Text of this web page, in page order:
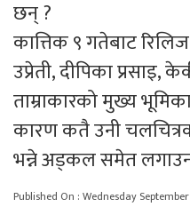
छन् ?
कात्तिक ९ गतेबाट
उप्रेती, दीपिका प्रसाइ,
ताम्राकारको मुख्य
कारण कतै उनी
भन्ने अड्कल समेत
Published On : Wednesday September